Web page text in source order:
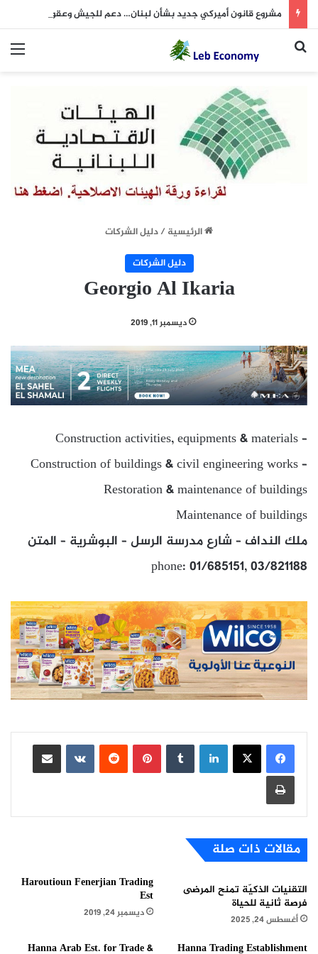
بحث عن
الرئيسية/دليل الشركات
دليل الشركات
Georgio Al Ikaria
ديسمبر 11, 2019
Construction activities, equipments & materials –
Construction of buildings & civil engineering works –
Restoration & maintenance of buildings
Maintenance of buildings
ملك النداف – شارع مدرسة الرسل – البوشرية – المتن
phone: 01/685151, 03/821188
لينكدإن بينتيريست
مشاركة عبر البريد
طباعة
مقالات ذات صلة
التقنيات الذكيّة تمنح المرضى
فرصة ثانية للحياة
أغسطس 24, 2025
Haroutioun Fenerjian Trading
Est
ديسمبر 24, 2019
Hanna Trading Establishment
Hanna Arab Est. for Trade &